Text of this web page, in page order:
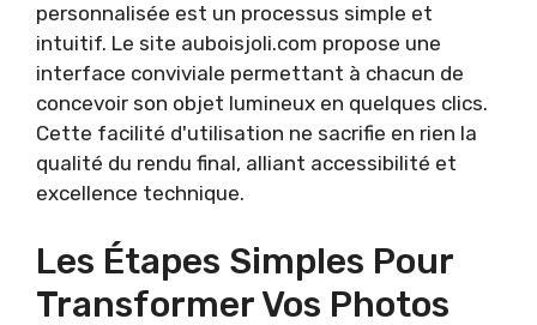
personnalisée est un processus simple et
intuitif. Le site auboisjoli.com propose une
interface conviviale permettant à chacun de
concevoir son objet lumineux en quelques clics.
Cette facilité d'utilisation ne sacrifie en rien la
qualité du rendu final, alliant accessibilité et
excellence technique.
Les Étapes Simples Pour
Transformer Vos Photos